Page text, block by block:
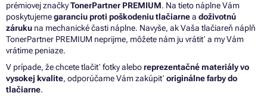
prémiovej značkyTonerPartner PREMIUM. Na tieto náplne Vám
poskytujemegaranciu proti poškodeniu tlačiarnea doživotnú
záruku na mechanické časti náplne. Navyše, ak Vaša tlačiareň náplň
TonerPartner PREMIUM neprijme, môžete nám ju vrátiť a my Vám
vrátime peniaze.
V prípade, že chcete tlačiť fotky aleboreprezentačné materiály vo
vysokej kvalite, odporúčame Vám zakúpiť originálne farby do
tlačiarne.